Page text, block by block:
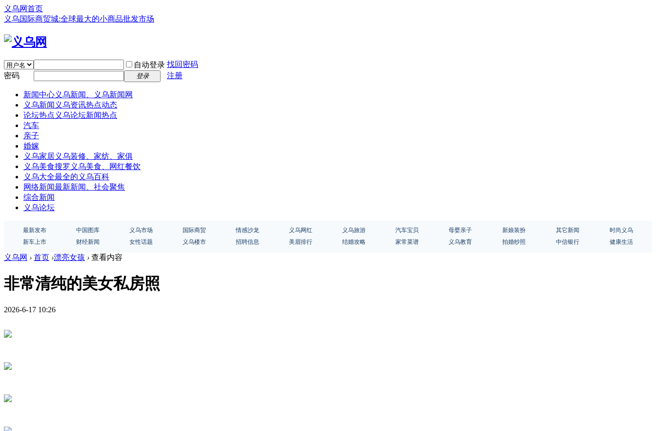
义乌网首页
义乌国际商贸城:全球最大的小商品批发市场
自动登录 找回密码
密码
登录 注册
新闻中心义乌新闻、义乌新闻网
义乌新闻 义乌资讯热点动态
论坛热点 义乌论坛新闻热点
汽车
亲子
婚嫁
义乌家居义乌装修、家纺、家俱
义乌美食搜罗义乌美食、网红餐饮
义乌大全最全的义乌百科
网络新闻最新新闻、社会聚焦
综合新闻
义乌论坛
最新发布 中国图库 义乌市场 国际商贸 情感沙龙 义乌网红 义乌旅游 汽车宝贝 母婴亲子 新娘装扮 其它新闻
时尚义乌
新车上市
财经新闻 女性话题 义乌楼市 招聘信息 美眉排行 结婚攻略 家常菜谱 义乌教育 拍婚纱照 中信银行 健康生活
义乌网 › 首页 ›漂亮女孩 › 查看内容
非常清纯的美女私房照
2026-6-17 10:26